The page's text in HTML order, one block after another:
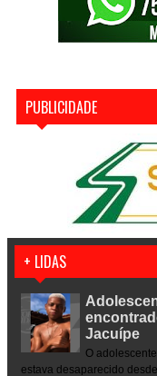
PUBLICIDADE
+ LIDAS
Jacuípe
O
estava desaparecido